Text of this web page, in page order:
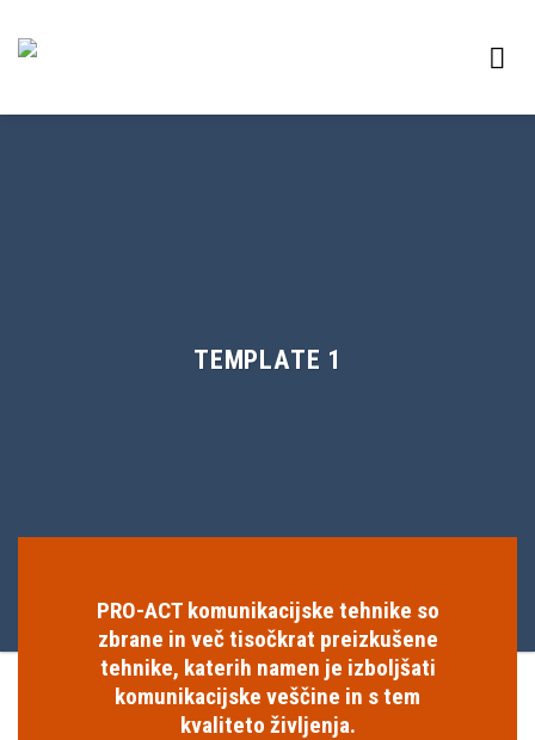
TEMPLATE 1
PRO-ACT komunikacijske tehnike so
zbrane in več tisočkrat preizkušene
tehnike, katerih namen je izboljšati
komunikacijske veščine in s tem
kvaliteto življenja.